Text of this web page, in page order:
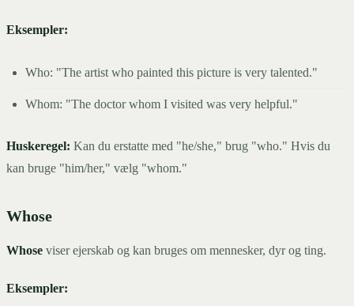
Eksempler:
Who: "The artist who painted this picture is very talented."
Whom: "The doctor whom I visited was very helpful."
Huskeregel: Kan du erstatte med "he/she," brug "who." Hvis du
kan bruge "him/her," vælg "whom."
Whose
Whose viser ejerskab og kan bruges om mennesker, dyr og ting.
Eksempler: